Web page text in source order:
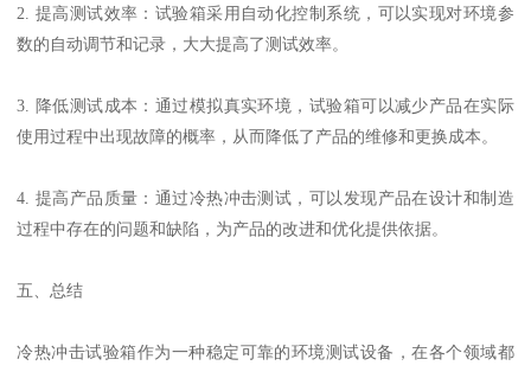
2. 提高测试效率：试验箱采用自动化控制系统，可以实现对环境参
数的自动调节和记录，大大提高了测试效率。
3. 降低测试成本：通过模拟真实环境，试验箱可以减少产品在实际
使用过程中出现故障的概率，从而降低了产品的维修和更换成本。
4. 提高产品质量：通过冷热冲击测试，可以发现产品在设计和制造
过程中存在的问题和缺陷，为产品的改进和优化提供依据。
五、总结
冷热冲击试验箱作为一种稳定可靠的环境测试设备，在各个领域都